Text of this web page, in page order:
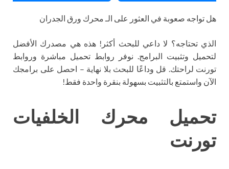
هل تواجه صعوبة في العثور على الـ محرك ورق الجدران
الذي تحتاجه؟ لا داعي للبحث أكثر! هذه هي مصدرك الأفضل
لتحميل وتثبيت البرامج. نوفر روابط تحميل مباشرة وروابط
تورنت لراحتك. قل وداعًا للبحث بلا نهاية – احصل على برامجك
الآن واستمتع بالتثبيت بسهولة بنقرة واحدة فقط!
تحميل محرك الخلفيات
تورنت